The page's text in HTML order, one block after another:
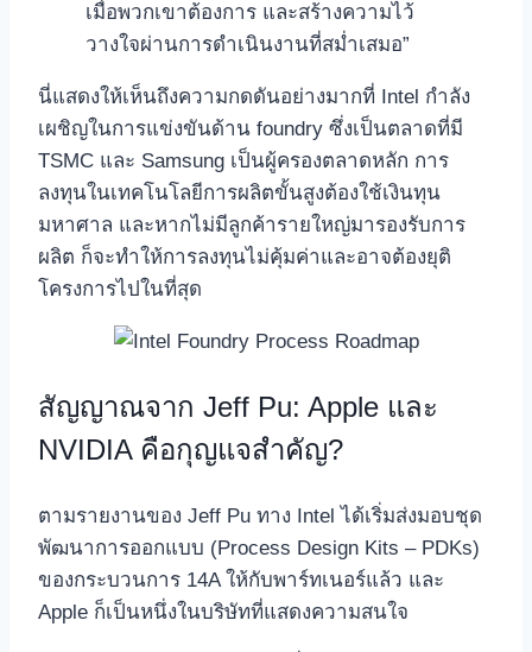
เมื่อพวกเขาต้องการ และสร้างความไว้
วางใจผ่านการดำเนินงานที่สม่ำเสมอ”
นี่แสดงให้เห็นถึงความกดดันอย่างมากที่ Intel กำลัง
เผชิญในการแข่งขันด้าน foundry ซึ่งเป็นตลาดที่มี
TSMC และ Samsung เป็นผู้ครองตลาดหลัก การ
ลงทุนในเทคโนโลยีการผลิตขั้นสูงต้องใช้เงินทุน
มหาศาล และหากไม่มีลูกค้ารายใหญ่มารองรับการ
ผลิต ก็จะทำให้การลงทุนไม่คุ้มค่าและอาจต้องยุติ
โครงการไปในที่สุด
สัญญาณจาก Jeff Pu: Apple และ
NVIDIA คือกุญแจสำคัญ?
ตามรายงานของ Jeff Pu ทาง Intel ได้เริ่มส่งมอบชุด
พัฒนาการออกแบบ (Process Design Kits – PDKs)
ของกระบวนการ 14A ให้กับพาร์ทเนอร์แล้ว และ
Apple ก็เป็นหนึ่งในบริษัทที่แสดงความสนใจ